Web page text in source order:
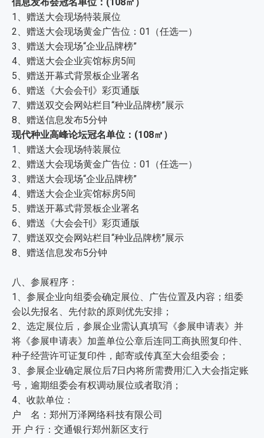
1、赠送大会现场特装展位
2、赠送大会现场黄金广告位：01（任选一）
3、赠送大会现场“企业品牌榜”
4、赠送大会企业宾馆标房5间
5、赠送开幕式背景板企业署名
6、赠送《大会会刊》彩页通版
7、赠送双交会网站栏目“种业品牌榜”展示
8、赠送信息发布5分钟
现代种业高峰论坛冠名单位：(108㎡）
1、赠送大会现场特装展位
2、赠送大会现场黄金广告位：01（任选一）
3、赠送大会现场“企业品牌榜”
4、赠送大会企业宾馆标房5间
5、赠送开幕式背景板企业署名
6、赠送《大会会刊》彩页通版
7、赠送双交会网站栏目“种业品牌榜”展示
8、赠送信息发布5分钟
八、参展程序：
1、参展企业向组委会确定展位、广告位置及内容；组委
会以先报名、先付款的原则优先安排；
2、选定展位后，参展企业需认真填写《参展申请表》并
将《参展申请表》加盖单位公章后连同工商执照复印件、
种子经营许可证复印件，邮寄或传真至大会组委会；
3、参展企业确定展位后7日内将所需费用汇入大会指定账
号，逾期组委会有权调动展位或者取消；
4、收款单位：
户 名：郑州万泽网络科技有限公司
开 户 行：交通银行郑州新区支行